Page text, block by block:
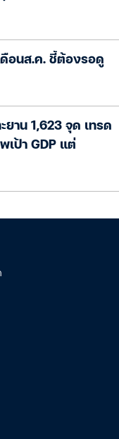
ดือนส.ค. ชี้ต้องรอดู
ยาน 1,623 จุด เทรด
เป้า GDP แต่